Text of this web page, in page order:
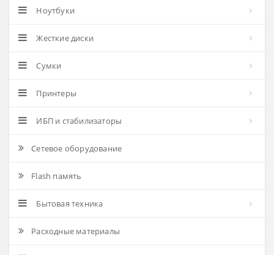
Ноутбуки
Жесткие диски
Сумки
Принтеры
ИБП и стабилизаторы
Сетевое оборудование
Flash память
Бытовая техника
Расходные материалы